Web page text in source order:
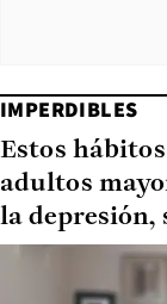
IMPERDIBLES
Estos
adultos
la depresión,